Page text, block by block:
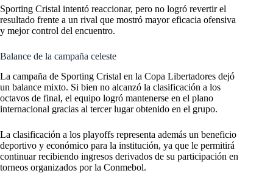
Sporting Cristal intentó reaccionar, pero no logró revertir el
resultado frente a un rival que mostró mayor eficacia ofensiva
y mejor control del encuentro.
Balance de la campaña celeste
La campaña de Sporting Cristal en la Copa Libertadores dejó
un balance mixto. Si bien no alcanzó la clasificación a los
octavos de final, el equipo logró mantenerse en el plano
internacional gracias al tercer lugar obtenido en el grupo.
La clasificación a los playoffs representa además un beneficio
deportivo y económico para la institución, ya que le permitirá
continuar recibiendo ingresos derivados de su participación en
torneos organizados por la Conmebol.